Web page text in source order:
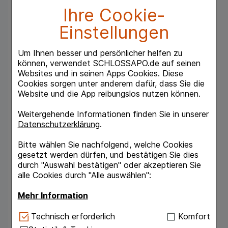
Ihre Cookie-
Einstellungen
Um Ihnen besser und persönlicher helfen zu
können, verwendet SCHLOSSAPO.de auf seinen
Websites und in seinen Apps Cookies. Diese
Cookies sorgen unter anderem dafür, dass Sie die
Website und die App reibungslos nutzen können.
Weitergehende Informationen finden Sie in unserer
Datenschutzerklärung.
Bitte wählen Sie nachfolgend, welche Cookies
gesetzt werden dürfen, und bestätigen Sie dies
durch "Auswahl bestätigen" oder akzeptieren Sie
alle Cookies durch "Alle auswählen":
Mehr Information
Technisch Notwendig:Hierbei handelt es sich um
Cookies, die für die Grundfunktionen unserer
Technisch erforderlich
Komfort
Seine Wirkung kann die Regeneration Hals und
Dekolletécreme besonders gut in Kombination
mit den weiteren Produkten der Dr. Hauschka
Pflege für reife Haut entfalten:
Regeneration Tag und Nachtserum
Regeneration Tagescreme
Regeneration Augencreme
Intensivkur Regeneration
Regeneration Körperbalsam
Wasser, Sonnenblumenöl, pflanzliches Glycerin,
Alkohol, Zaubernusswasser, Macadamianussöl,
Sesamöl, Mandelöl, Auszüge aus
Ackerschachtelhalm, Birkenblättern und
Auszüge aus Eibischblättern und Granatapfel,
Rotklee, Ätherische Öle, Arganöl,
Meeresalgenauszug, Reiskleie-Extrakt,